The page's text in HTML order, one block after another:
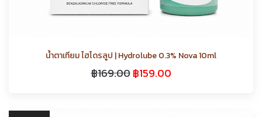
น้ำตาเทียม ไฮโดรลูป | Hydrolube 0.3% Nova 10ml
฿169.00 ฿159.00